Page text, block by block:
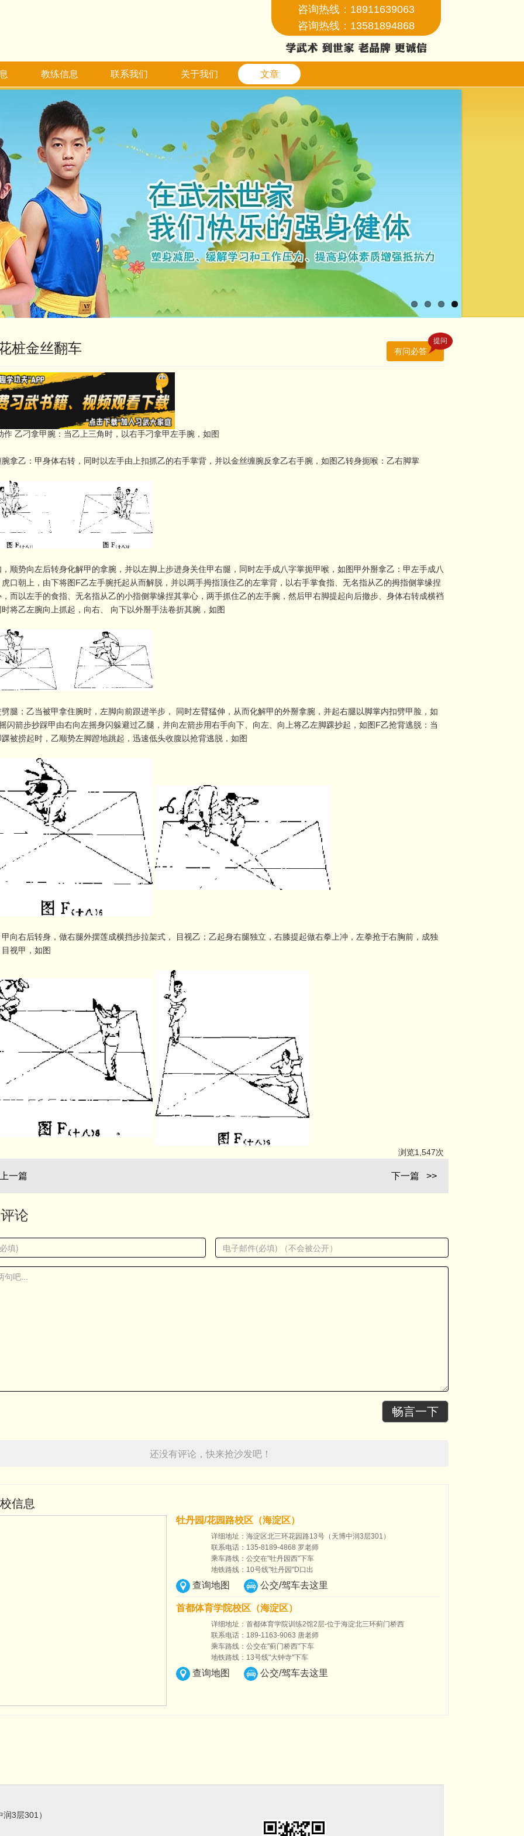
咨询热线：18911639063
咨询热线：13581894868
教练信息 联系我们 关于我们 文章
桩金丝翻车 有问必答
提问
式 甲乙各以白鹤亮翅式分别站在中线两头。
式 甲乙各以小八方步分別上一角、三角。
作 乙刁拿甲腕：当乙上三角时，以右手刁拿甲左手腕，如图
拿乙：甲身体右转，同时以左手由上扣抓乙的右手掌背，并以金丝缠腕反拿乙右手腕，如图乙转身扼喉：乙右脚掌
顺势向左后转身化解甲的拿腕，并以左脚上步进身关住甲右腿，同时左手成八字掌扼甲喉，如图甲外掰拿乙：甲左手成八
口朝上，由下将图F乙左手腕托起从而解脱，并以两手拇指顶住乙的左掌背，以右手掌食指、无名指从乙的拇指侧掌缘捏
而以左手的食指、无名指从乙的小指侧掌缘捏其掌心，两手抓住乙的左手腕，然后甲右脚提起向后撤步、身体右转成横裆
将乙左腕向上抓起，向右、 向下以外掰手法卷折其腕，如图
腿；乙当被甲拿住腕时，左脚向前跟进半步， 同时左臂猛伸，从而化解甲的外掰拿腕，并起右腿以脚掌内扣劈甲脸，如
闪箭步抄踩甲由右向左摇身闪躲避过乙腿，并向左箭步用右手向下、向左、向上将乙左脚踝抄起，如图F乙抢背逃脱：当
被捞起时，乙顺势左脚蹬地跳起，迅速低头收腹以抢背逃脱，如图
向右后转身，做右腿外摆莲成横挡步拉架式， 目视乙；乙起身右腿独立，右膝提起做右拳上冲，左拳抢于右胸前，成独
视甲，如图
浏览1,547次
一篇 下一篇 >>
论
畅言一下
还没有评论，快来抢沙发吧！
信息
牡丹园/花园路校区（海淀区）
详细地址：海淀区北三环花园路13号（天博中润3层301）
联系电话：135-8189-4868 罗老师
乘车路线：公交在"牡丹园西"下车
地铁路线：10号线"牡丹园"D口出
查询地图 公交/驾车去这里
首都体育学院校区（海淀区）
详细地址：首都体育学院训练2馆2层-位于海淀北三环蓟门桥西
联系电话：189-1163-9063 唐老师
乘车路线：公交在"蓟门桥西"下车
地铁路线：13号线"大钟寺"下车
查询地图 公交/驾车去这里
3层301）